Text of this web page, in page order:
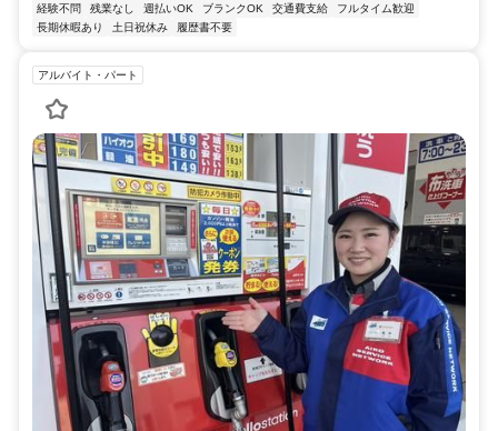
経験不問
残業なし 週払いOK ブランクOK 交通費支給
フルタイム歓迎
長期休暇あり
土日祝休み 履歴書不要
アルバイト・パート